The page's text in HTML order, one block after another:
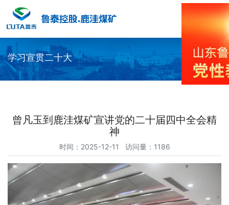
学习宣贯二十大
曾凡玉到鹿洼煤矿宣讲党的二十届四中全会精
神
时间：2025-12-11 访问量：1186